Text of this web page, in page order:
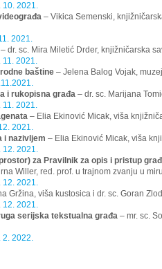
10. 2021.
– Vikica Semenski,
2021.
– dr. sc. Mira Miletić Drder, knjižničarska
11. 2021.
baštine – Jelena Balog Vojak,
i rukopisna građa – dr. sc. Marijana
11. 2021.
– Elia Ekinović Micak, viša
2021.
i nazivljem – Elia Ekinović Micak, viša
12. 2021.
za Pravilnik za opis i pristup
Willer, red. prof. u trajnom zvanju u
12. 2021.
Gržina, viša kustosica i dr. sc. Goran
12. 2021.
serijska tekstualna građa – mr. sc.
2. 2022.